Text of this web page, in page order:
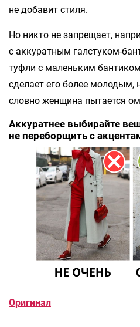
не добавит стиля.
Но никто не запрещает,
с аккуратным галстуком-
туфли с маленьким
сделает его более молодым,
словно женщина пытается
Аккуратнее выбирайте
не переборщить с
Оригинал